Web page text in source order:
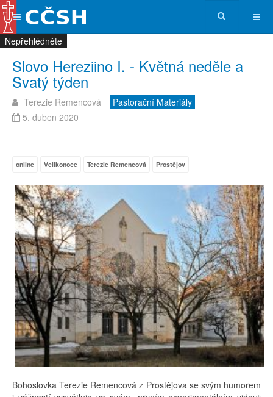
Slovo Hereziino I. - Květná neděle a
Svatý týden
Terezie Remencová
Pastorační Materiály
5. duben 2020
online Velikonoce Terezie Remencová Prostějov
Bohoslovka Terezie Remencová z Prostějova se svým humorem
Nepřehlédněte
Nepřehlédněte
Nepřehlédněte
Nepřehlédněte